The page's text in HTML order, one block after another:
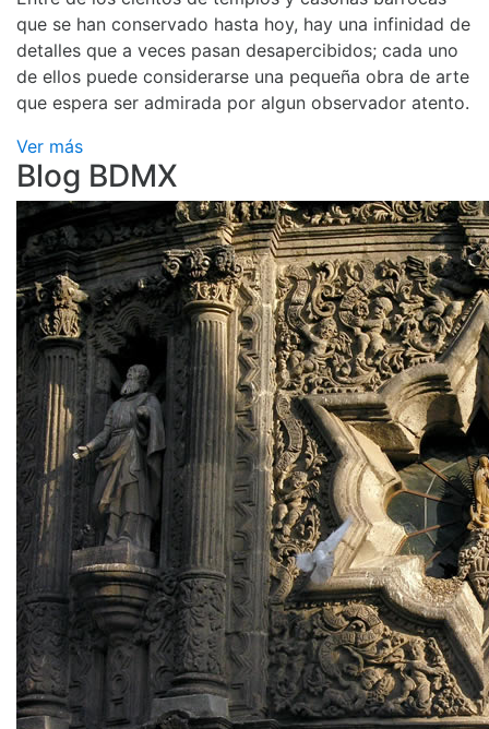
que se han conservado hasta hoy, hay una infinidad de
detalles que a veces pasan desapercibidos; cada uno
de ellos puede considerarse una pequeña obra de arte
que espera ser admirada por algun observador atento.
Ver más
Blog BDMX